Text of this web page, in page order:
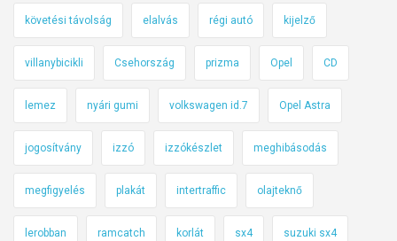
követési távolság elalvás régi autó kijelző
villanybicikli Csehország prizma Opel CD
lemez nyári gumi volkswagen id.7 Opel Astra
jogosítvány izzó izzókészlet meghibásodás
megfigyelés plakát intertraffic olajteknő
lerobban ramcatch korlát sx4 suzuki sx4